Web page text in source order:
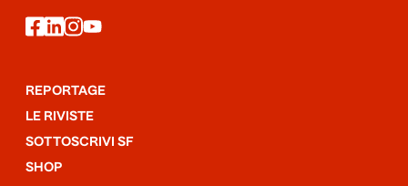
facebook
linkedin
instagram
youtube
REPORTAGE
LE RIVISTE
SOTTOSCRIVI SF
SHOP